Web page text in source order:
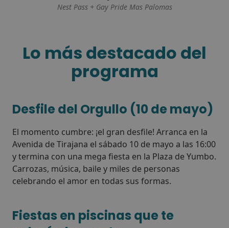
Nest Pass + Gay Pride Mas Palomas
Lo más destacado del
programa
Desfile del Orgullo (10 de mayo)
El momento cumbre: ¡el gran desfile! Arranca en la
Avenida de Tirajana el sábado 10 de mayo a las 16:00
y termina con una mega fiesta en la Plaza de Yumbo.
Carrozas, música, baile y miles de personas
celebrando el amor en todas sus formas.
Fiestas en piscinas que te